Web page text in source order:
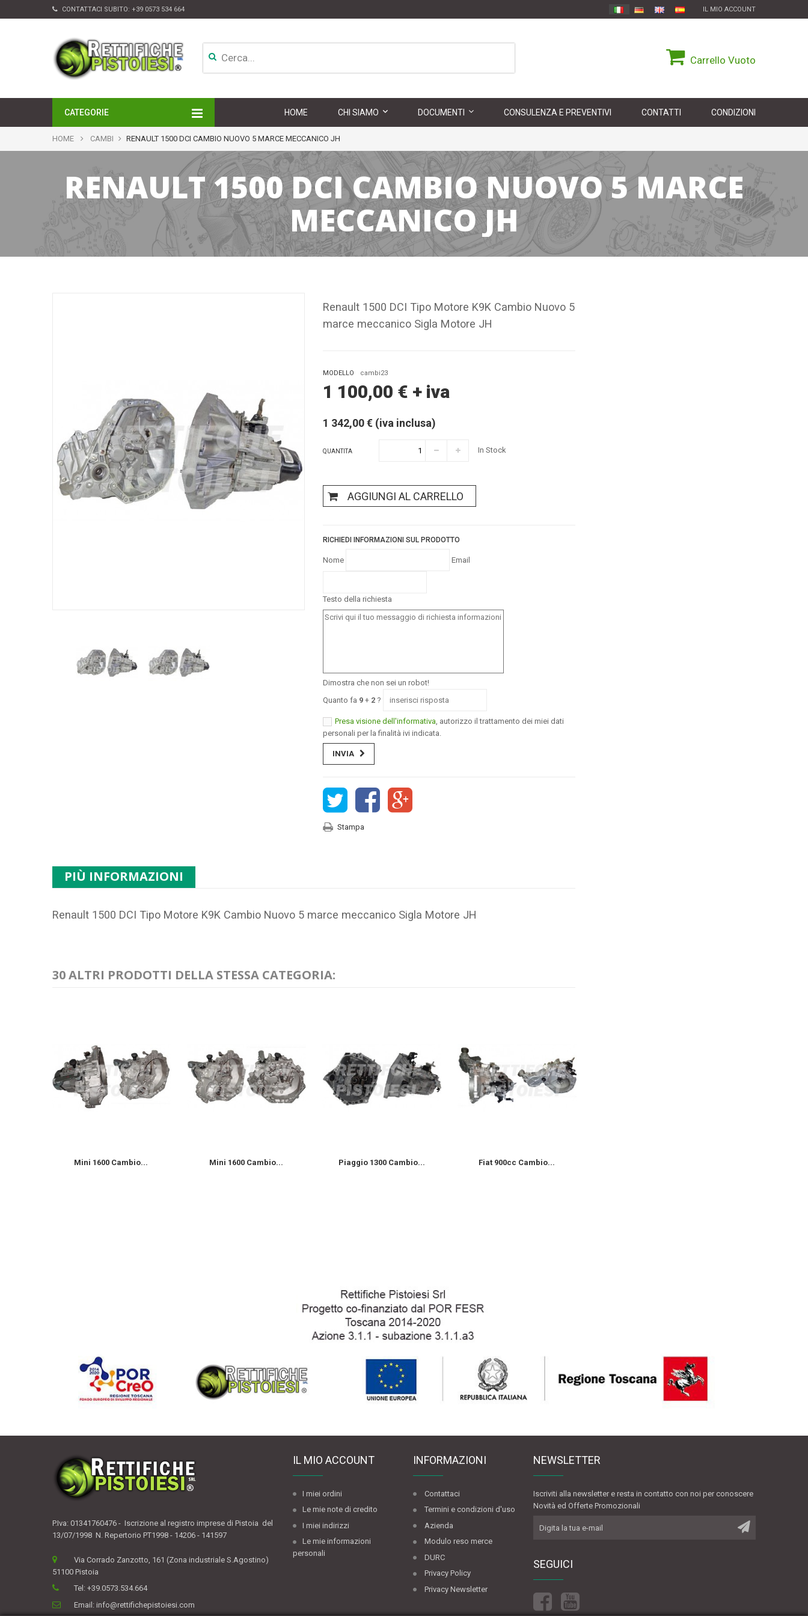
CONTATTACI SUBITO: +39 0573 534 664 IL MIO ACCOUNT
Carrello Vuoto
CATEGORIE
APPARATI DI INIEZIONE
TURBINE
ALTRI ACCESSORI
HOME CHI SIAMO DOCUMENTI CONSULENZA E PREVENTIVI CONTATTI CONDIZIONI
HOME CAMBI RENAULT 1500 DCI CAMBIO NUOVO 5 MARCE MECCANICO JH
RENAULT 1500 DCI CAMBIO NUOVO 5 MARCE
MECCANICO JH
Renault 1500 DCI Tipo Motore K9K Cambio Nuovo 5
marce meccanico Sigla Motore JH
MODELLO cambi23
1 100,00 € + iva
1 342,00 € (iva inclusa)
QUANTITA In Stock
AGGIUNGI AL CARRELLO
RICHIEDI INFORMAZIONI SUL PRODOTTO
Nome Email
Testo della richiesta
Dimostra che non sei un robot!
Quanto fa 9 + 2 ?
Presa visione dell'informativa , autorizzo il trattamento dei miei dati
personali per la finalità ivi indicata.
INVIA
Stampa
PIÙ INFORMAZIONI
Renault 1500 DCI Tipo Motore K9K Cambio Nuovo 5 marce meccanico Sigla Motore JH
30 ALTRI PRODOTTI DELLA STESSA CATEGORIA:
Mini 1600 Cambio... Mini 1600 Cambio... Piaggio 1300 Cambio... Fiat 900cc Cambio...
P.Iva: 01341760476 - Iscrizione al registro imprese di Pistoia del
13/07/1998 N. Repertorio PT1998 - 14206 - 141597
Via Corrado Zanzotto, 161 (Zona industriale S.Agostino)
51100 Pistoia
Tel: +39.0573.534.664
Email: info@rettifichepistoiesi.com
IL MIO ACCOUNT
I miei ordini
Le mie note di credito
I miei indirizzi
Le mie informazioni
personali
INFORMAZIONI
Contattaci
Termini e condizioni d'uso
Azienda
Modulo reso merce
DURC
Privacy Policy
Privacy Newsletter
NEWSLETTER
Iscriviti alla newsletter e resta in contatto con noi per conoscere
Novità ed Offerte Promozionali
SEGUICI